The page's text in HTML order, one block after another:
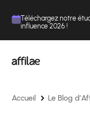
Téléchargez notre
influence 2026 !
Accueil Le Blog